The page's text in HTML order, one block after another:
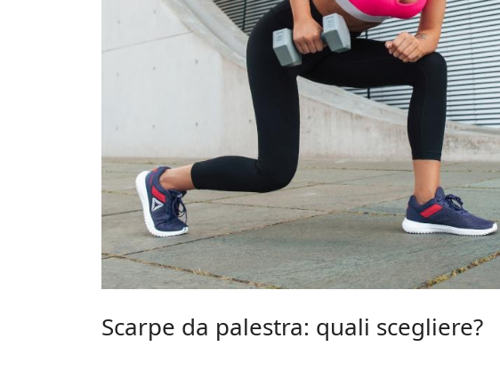
Scarpe da palestra: quali scegliere?